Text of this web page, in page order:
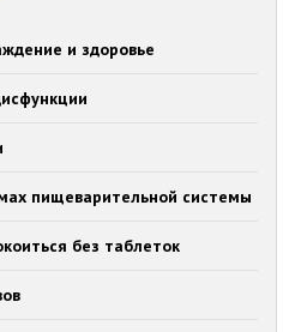
и здоровье
пищеварительной системы
без таблеток